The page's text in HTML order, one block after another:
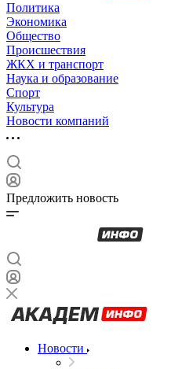
Политика
Экономика
Общество
Происшествия
ЖКХ и транспорт
Наука и образование
Спорт
Культура
Новости компаний
Предложить новость
Новости